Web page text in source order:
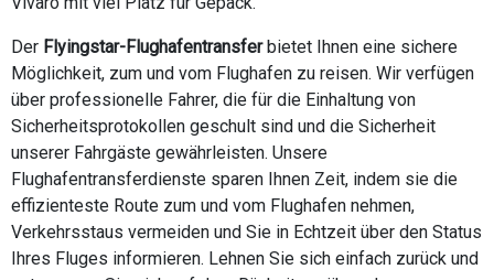
Der Flyingstar-Flughafentransferbietet Ihnen eine sichere
Möglichkeit, zum und vom Flughafen zu reisen. Wir verfügen
über professionelle Fahrer, die für die Einhaltung von
Sicherheitsprotokollen geschult sind und die Sicherheit
unserer Fahrgäste gewährleisten. Unsere
Flughafentransferdienste sparen Ihnen Zeit, indem sie die
effizienteste Route zum und vom Flughafen nehmen,
Verkehrsstaus vermeiden und Sie in Echtzeit über den Status
Ihres Fluges informieren. Lehnen Sie sich einfach zurück und